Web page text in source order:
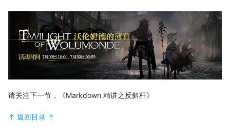
请关注下一节，《Markdown 精讲之反斜杆》
↑ 返回目录 ↑